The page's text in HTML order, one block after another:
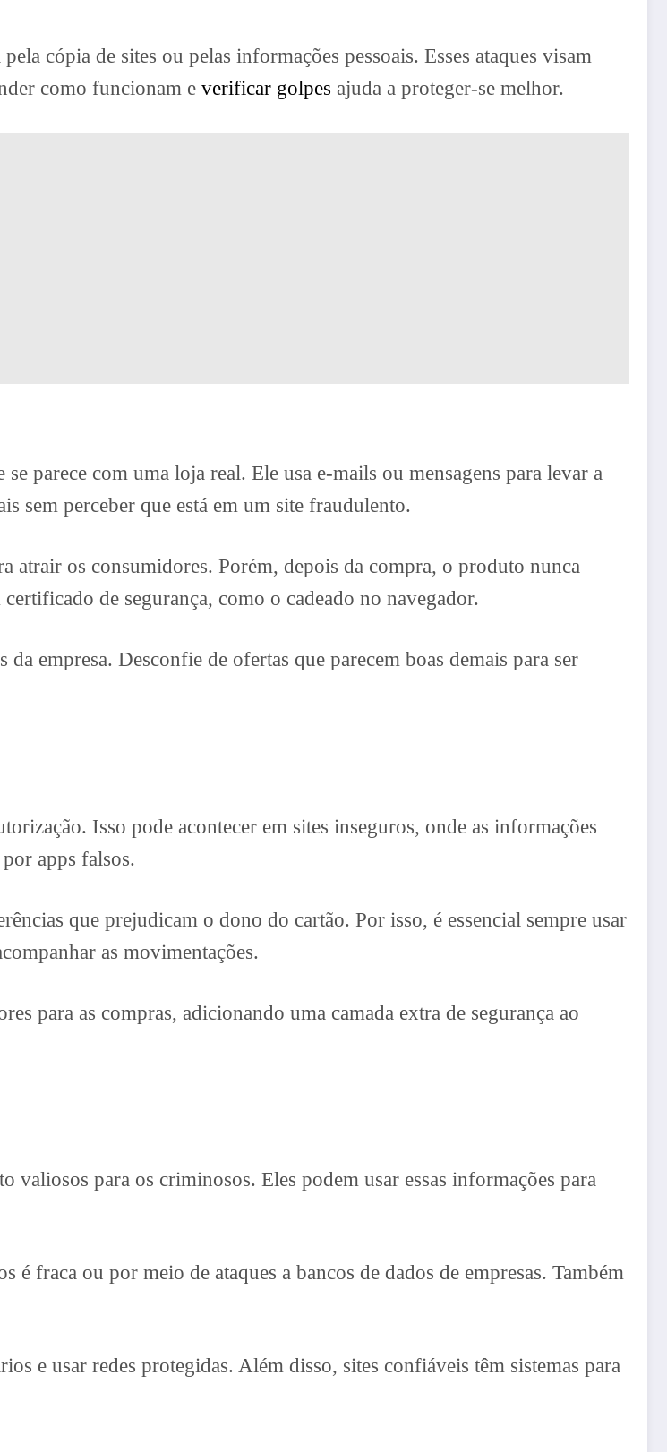
cópia de sites ou pelas informações pessoais. Esses ataques visam
como funcionam e verificar golpes ajuda a proteger-se melhor.
parece com uma loja real. Ele usa e-mails ou mensagens para levar a
sem perceber que está em um site fraudulento.
atrair os consumidores. Porém, depois da compra, o produto nunca
de segurança, como o cadeado no navegador.
empresa. Desconfie de ofertas que parecem boas demais para ser
Isso pode acontecer em sites inseguros, onde as informações
apps falsos.
que prejudicam o dono do cartão. Por isso, é essencial sempre usar
as movimentações.
para as compras, adicionando uma camada extra de segurança ao
valiosos para os criminosos. Eles podem usar essas informações para
é fraca ou por meio de ataques a bancos de dados de empresas. Também
e usar redes protegidas. Além disso, sites confiáveis têm sistemas para